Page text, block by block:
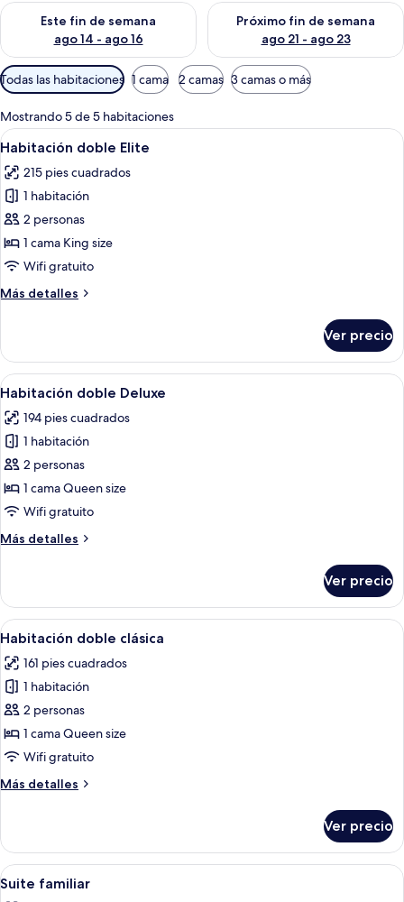
Este fin de semana
ago 14 - ago 16
Consulta la disponibilidad para este fin de semana ago 14 -
Próximo fin de semana
ago 21 - ago 23
Consulta la disponibilidad
Filtros
disponibles
para
las
habitaciones
Todas las habitaciones 1 cama 2 camas 3 camas o más
Mostrando 5 de 5 habitaciones
Abrir
todas
las
fotos
de
Habitación
doble
Un dormitorio con cama, una
7
Habitación doble Elite
215 pies cuadrados
1 habitación
2 personas
1 cama King size
Wifi gratuito
Más detalles
Más
doble
Elite
Ver precio
Abrir
todas
las
fotos
de
Habitación
doble
Sábanas de algodón egipcio, ropa
6
Habitación doble Deluxe
194 pies cuadrados
1 habitación
2 personas
1 cama Queen size
Wifi gratuito
Más detalles
Más
doble
Deluxe
Ver precio
Abrir
todas
las
fotos
de
Habitación
doble
Habitación de hotel con cama,
6
Habitación doble clásica
161 pies cuadrados
1 habitación
2 personas
1 cama Queen size
Wifi gratuito
Más detalles
Más
doble
clásica
Ver precio
Abrir
todas
Sábanas de algodón egipcio, ropa
10
Suite familiar